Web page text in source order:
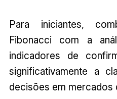
Para iniciantes,
Fibonacci com a
indicadores de
significativamente a
decisões em mercados